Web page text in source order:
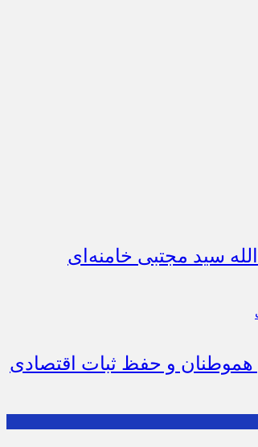
سید مجتبی خامنه‌ای
هموطنان و حفظ ثبات اقتصادی